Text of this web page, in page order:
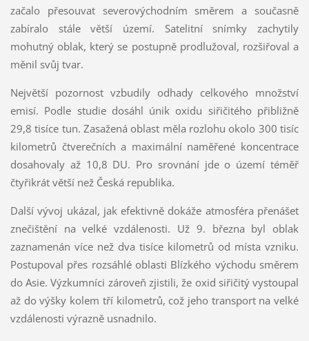
začalo přesouvat severovýchodním směrem a současně
zabíralo stále větší území. Satelitní snímky zachytily
mohutný oblak, který se postupně prodlužoval, rozšiřoval a
měnil svůj tvar.
Největší pozornost vzbudily odhady celkového množství
emisí. Podle studie dosáhl únik oxidu siřičitého přibližně
29,8 tisíce tun. Zasažená oblast měla rozlohu okolo 300 tisíc
kilometrů čtverečních a maximální naměřené koncentrace
dosahovaly až 10,8 DU. Pro srovnání jde o území téměř
čtyřikrát větší než Česká republika.
Další vývoj ukázal, jak efektivně dokáže atmosféra přenášet
znečištění na velké vzdálenosti. Už 9. března byl oblak
zaznamenán více než dva tisíce kilometrů od místa vzniku.
Postupoval přes rozsáhlé oblasti Blízkého východu směrem
do Asie. Výzkumníci zároveň zjistili, že oxid siřičitý vystoupal
až do výšky kolem tří kilometrů, což jeho transport na velké
vzdálenosti výrazně usnadnilo.